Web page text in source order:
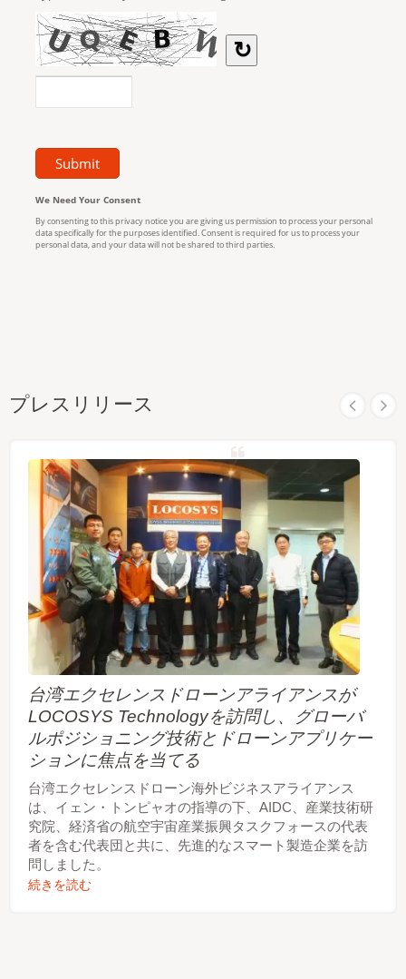
プレスリリース
台湾エクセレンスドローンアライアンスが
LOCOSYS Technologyを訪問し、グローバ
ルポジショニング技術とドローンアプリケー
ションに焦点を当てる
台湾エクセレンスドローン海外ビジネスアライアンス
は、イェン・トンピャオの指導の下、AIDC、産業技術研
究院、経済省の航空宇宙産業振興タスクフォースの代表
者を含む代表団と共に、先進的なスマート製造企業を訪
問しました。
続きを読む